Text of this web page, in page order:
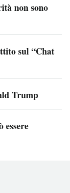
non sono
sul “Chat
Trump
essere